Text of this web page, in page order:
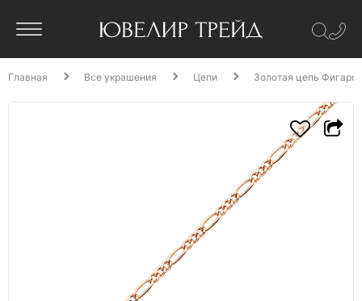
Главная Все украшения Цепи Золотая цепь Фигаро